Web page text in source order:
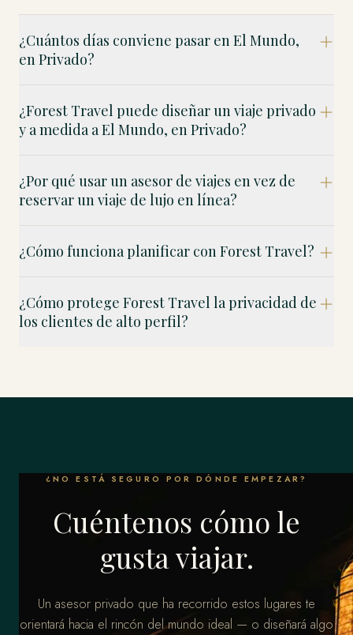
¿Cuántos días conviene pasar en El Mundo,
en Privado?
¿Forest Travel puede diseñar un viaje privado
y a medida a El Mundo, en Privado?
¿Por qué usar un asesor de viajes en vez de
reservar un viaje de lujo en línea?
¿Cómo funciona planificar con Forest Travel?
¿Cómo protege Forest Travel la privacidad de
los clientes de alto perfil?
¿NO ESTÁ SEGURO POR DÓNDE EMPEZAR?
Cuéntenos cómo le
gusta viajar.
Un asesor privado que ha recorrido estos lugares te
orientará hacia el rincón del mundo ideal — o diseñará algo